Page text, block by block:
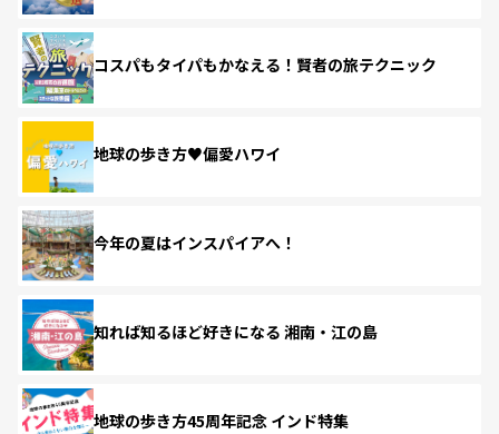
コスパもタイパもかなえる！賢者の旅テクニック
地球の歩き方♥偏愛ハワイ
今年の夏はインスパイアへ！
知れば知るほど好きになる 湘南・江の島
地球の歩き方45周年記念 インド特集